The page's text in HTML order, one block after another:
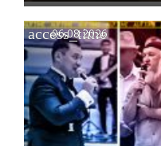
access_time
06.08.2026